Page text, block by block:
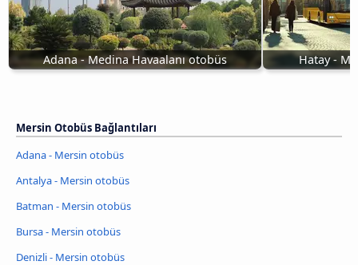
Adana - Medina Havaalanı otobüs Hatay -
Mersin Otobüs Bağlantıları
Adana - Mersin otobüs
Antalya - Mersin otobüs
Batman - Mersin otobüs
Bursa - Mersin otobüs
Denizli - Mersin otobüs